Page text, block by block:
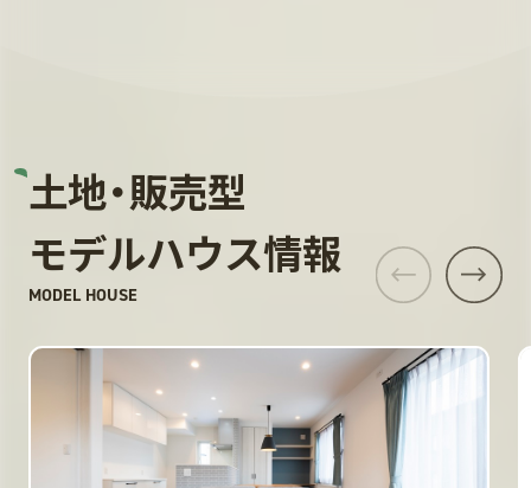
土地・販売型
モデルハウス情報
MODEL HOUSE